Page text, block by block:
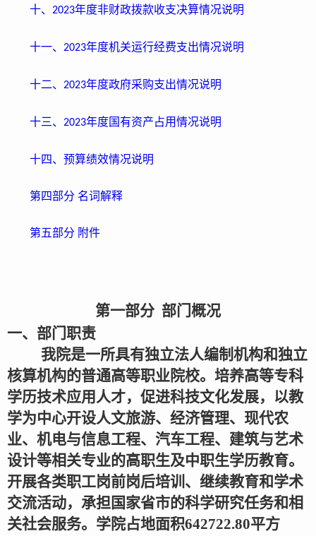
十、 2023年度非财政拨款收支决算情况说明
十一、 2023年度机关运行经费支出情况说明
十二、 2023年度政府采购支出情况说明
十三、 2023年度国有资产占用情况说明
十四、预算绩效情况说明
第四部分 名词解释
第五部分 附件
第一部分 部门概况
一、部门职责
我院是一所具有独立法人编制机构和独立
核算机构的普通高等职业院校。培养高等专科
学历技术应用人才，促进科技文化发展，以教
学为中心开设人文旅游、经济管理、现代农
业、机电与信息工程、汽车工程、建筑与艺术
设计等相关专业的高职生及中职生学历教育。
开展各类职工岗前岗后培训、继续教育和学术
交流活动，承担国家省市的科学研究任务和相
关社会服务。学院占地面积642722.80平方